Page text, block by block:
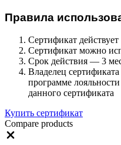
Правила
Сертификат
Сертификат можно
Срок действия — 3
Владелец
программе лояльности
данного сертификата
Купить сертификат
Compare products